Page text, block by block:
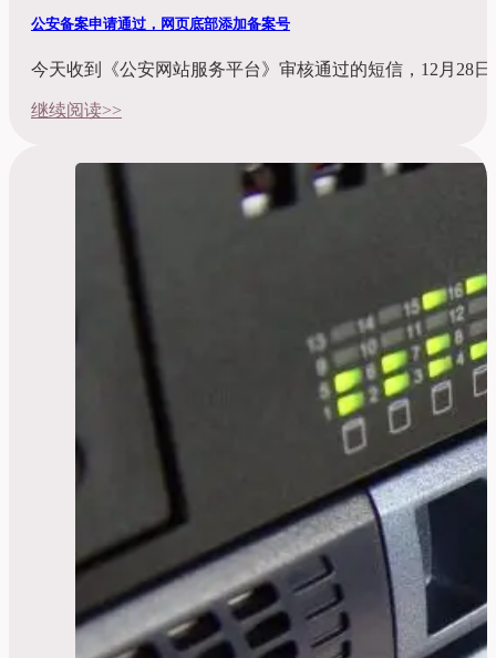
公安备案申请通过，网页底部添加备案号
今天收到《公安网站服务平台》审核通过的短信，12月28
继续阅读>>